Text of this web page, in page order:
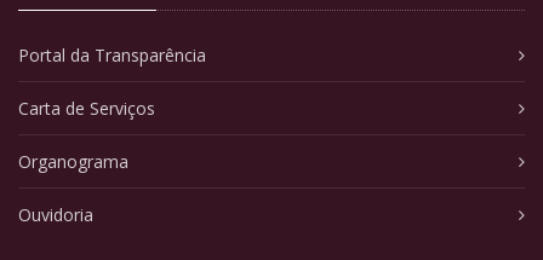
Portal da Transparência
Carta de Serviços
Organograma
Ouvidoria